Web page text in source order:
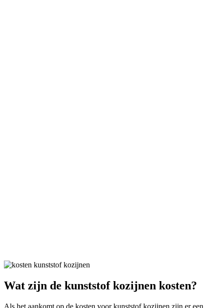
Wat zijn de kunststof kozijnen kosten?
Als het aankomt op de kosten voor kunststof kozijnen zijn er een